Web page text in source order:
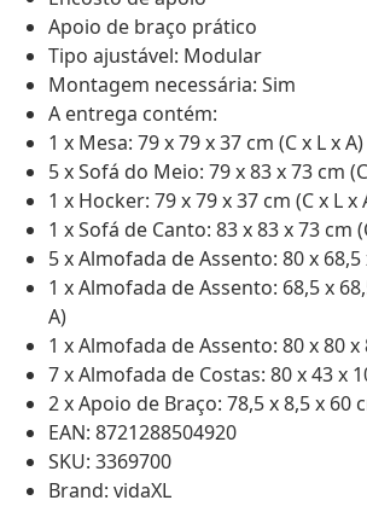
Apoio de braço prático
Tipo ajustável: Modular
Montagem necessária: Sim
A entrega contém:
1 x Mesa: 79 x 79 x 37 cm (C x L x A)
5 x Sofá do Meio: 79 x 83 x 73 cm
1 x Hocker: 79 x 79 x 37 cm (C x L x
1 x Sofá de Canto: 83 x 83 x 73 cm
5 x Almofada de Assento: 80 x 68,5
1 x Almofada de Assento: 68,5 x
A)
1 x Almofada de Assento: 80 x 80 x
7 x Almofada de Costas: 80 x 43 x
2 x Apoio de Braço: 78,5 x 8,5 x 60
EAN: 8721288504920
SKU: 3369700
Brand: vidaXL